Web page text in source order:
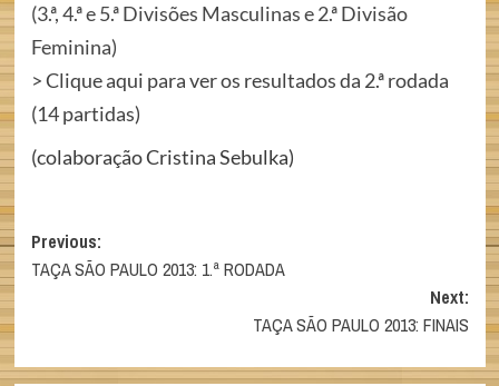
(3.ª, 4.ª e 5.ª Divisões Masculinas e 2.ª Divisão
Feminina)
>Clique aqui para ver os resultados da 2.ª rodada
(14 partidas)
(colaboração Cristina Sebulka)
Post
navigation
Previous:
TAÇA SÃO PAULO 2013: 1.ª RODADA
Next:
TAÇA SÃO PAULO 2013: FINAIS